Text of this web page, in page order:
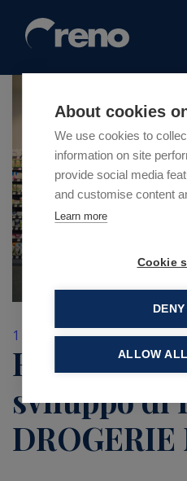
About cookies
We use cookies to
information on site
provide social media
and customise content
Learn more
Cookie
ALLOW
1 Marzo 2019
Reno
sviluppo di